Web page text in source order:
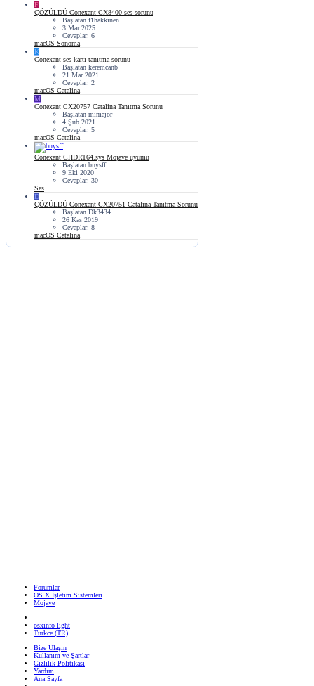
F
ÇÖZÜLDÜ Conexant CX8400 ses sorunu
Başlatan f1hakkinen
3 Mar 2025
Cevaplar: 6
macOS Sonoma
K
Conexant ses kartı tanıtma sorunu
Başlatan keremcanb
21 Mar 2021
Cevaplar: 2
macOS Catalina
M
Conexant CX20757 Catalina Tanıtma Sorunu
Başlatan mimajor
4 Şub 2021
Cevaplar: 5
macOS Catalina
Conexant CHDRT64.sys Mojave uyumu
Başlatan bnysff
9 Eki 2020
Cevaplar: 30
Ses
D
ÇÖZÜLDÜ Conexant CX20751 Catalina Tanıtma Sorunu
Başlatan Dk3434
26 Kas 2019
Cevaplar: 8
macOS Catalina
Forumlar
OS X İşletim Sistemleri
Mojave
osxinfo-light
Turkce (TR)
Bize Ulaşın
Kullanım ve Şartlar
Gizlilik Politikası
Yardım
Ana Sayfa